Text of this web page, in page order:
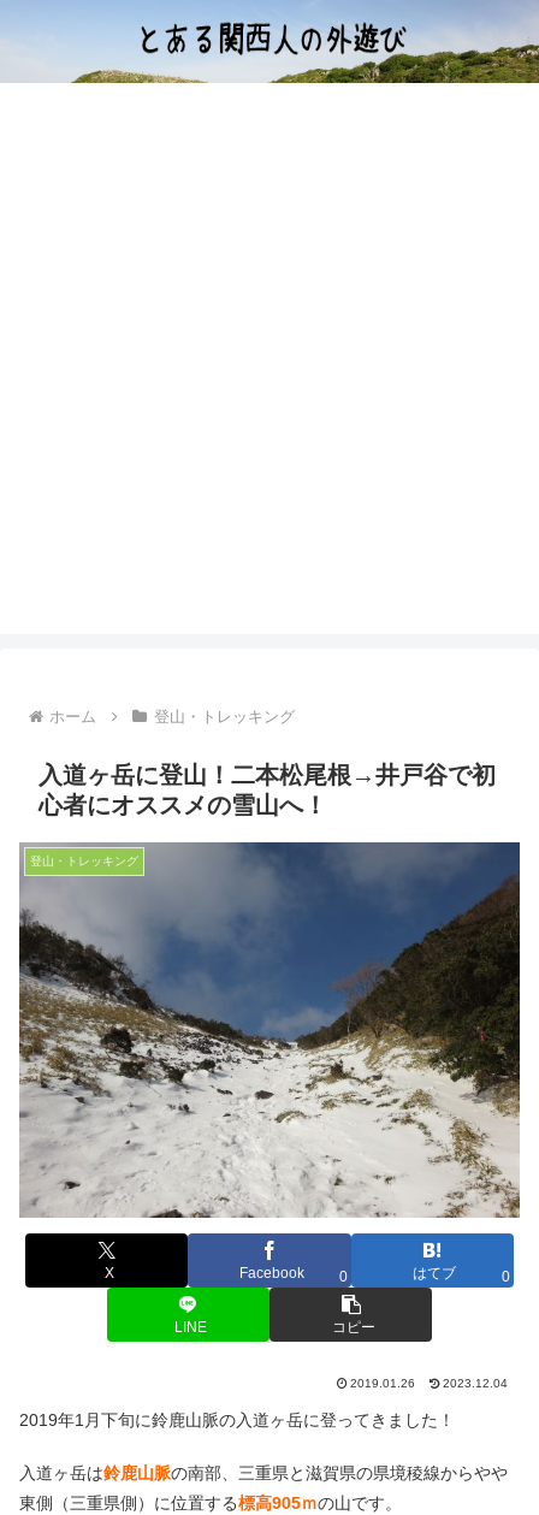
ホーム 登山・トレッキング
入道ヶ岳に登山！二本松尾根→井戸谷で初
心者にオススメの雪山へ！
登山・トレッキング
X Facebook 0 はてブ 0
LINE コピー
2019.01.26 2023.12.04
2019年1月下旬に鈴鹿山脈の入道ヶ岳に登ってきました！
入道ヶ岳は鈴鹿山脈の南部、三重県と滋賀県の県境稜線からやや
東側（三重県側）に位置する標高905ｍの山です。